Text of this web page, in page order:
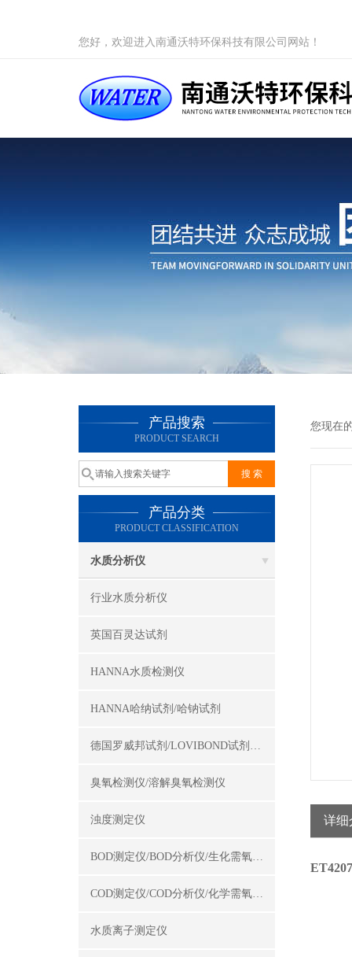
您好，欢迎进入南通沃特环保科技有限公司网站！
产品搜索
PRODUCT SEARCH
产品分类
PRODUCT CLASSIFICATION
水质分析仪
行业水质分析仪
英国百灵达试剂
HANNA水质检测仪
HANNA哈纳试剂/哈钠试剂
德国罗威邦试剂/LOVIBOND试剂/罗威邦试剂
臭氧检测仪/溶解臭氧检测仪
浊度测定仪
BOD测定仪/BOD分析仪/生化需氧量测定仪
COD测定仪/COD分析仪/化学需氧量测定仪
水质离子测定仪
您现在
详细